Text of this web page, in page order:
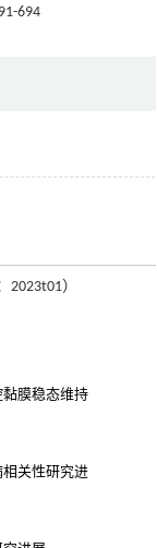
694
）